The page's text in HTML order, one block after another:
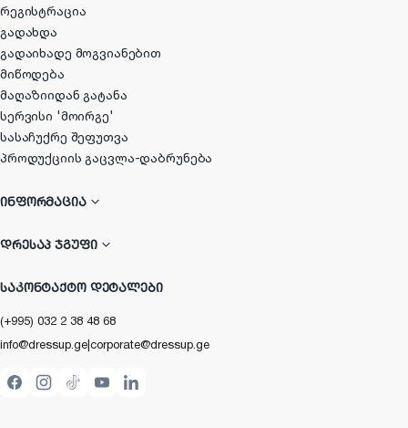
რეგისტრაცია
გადახდა
გადაიხადე მოგვიანებით
მიწოდება
მაღაზიიდან გატანა
სერვისი 'მოირგე'
სასაჩუქრე შეფუთვა
პროდუქციის გაცვლა-დაბრუნება
ᲘᲜᲤᲝᲠᲛᲐᲪᲘᲐ
ᲓᲠᲔᲡᲐᲞ ᲯᲒᲣᲤᲘ
ᲡᲐᲙᲝᲜᲢᲐᲥᲢᲝ ᲓᲔᲢᲐᲚᲔᲑᲘ
(+995) 032 2 38 48 68
info@dressup.ge|corporate@dressup.ge